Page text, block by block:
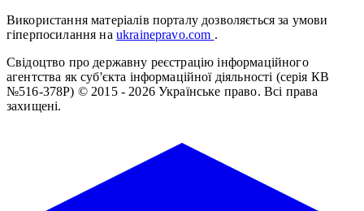
Використання матеріалів порталу дозволяється за умови
гіперпосилання на ukrainepravo.com .
Свідоцтво про державну реєстрацію інформаційного
агентства як суб'єкта інформаційної діяльності (серія КВ
№516-378Р) © 2015 - 2026 Українське право. Всі права
захищені.